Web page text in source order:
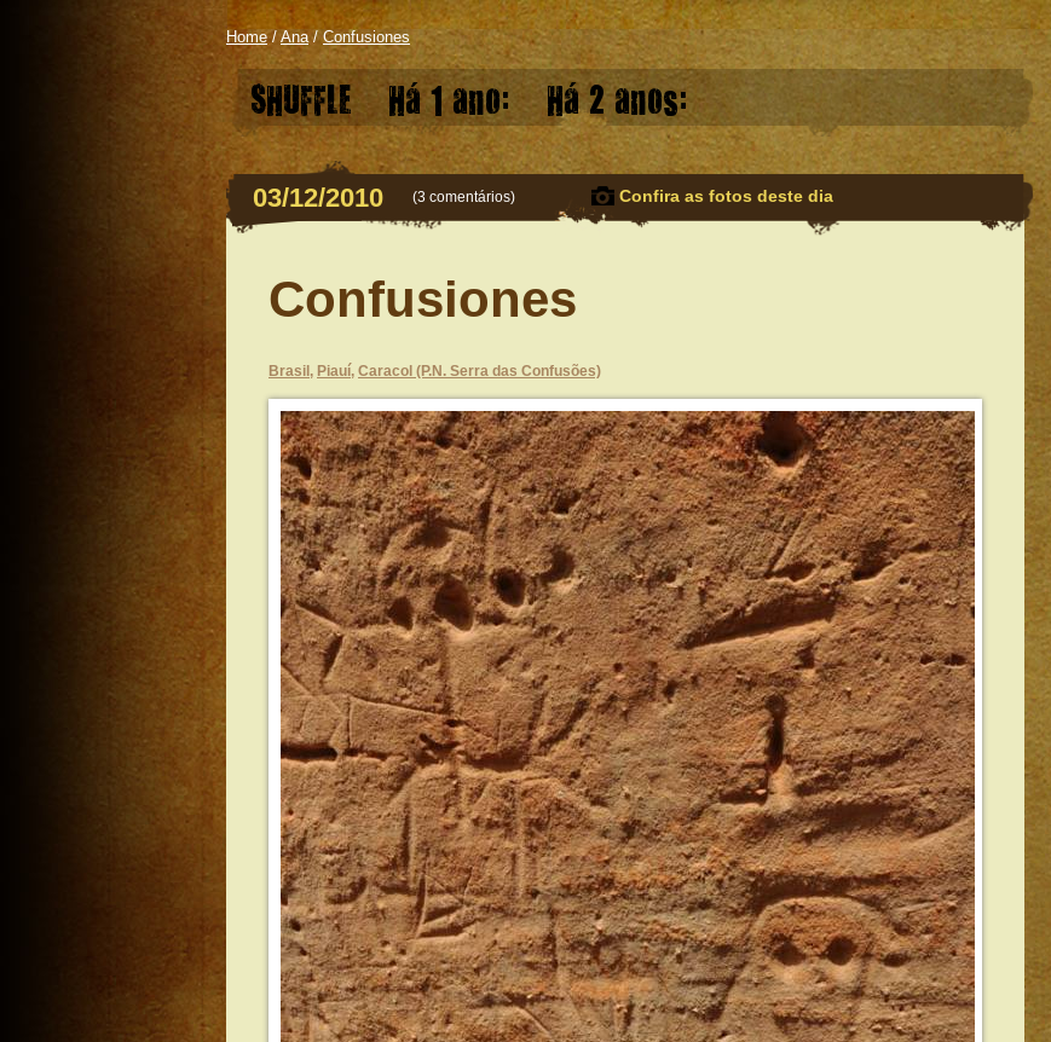
Home/ Ana/Confusiones
SHUFFLE Há 1 ano: Há 2 anos:
03/12/2010 (3 comentários) Confira as fotos deste dia
Confusiones
Brasil , Piauí, Caracol (P.N. Serra das Confusões)